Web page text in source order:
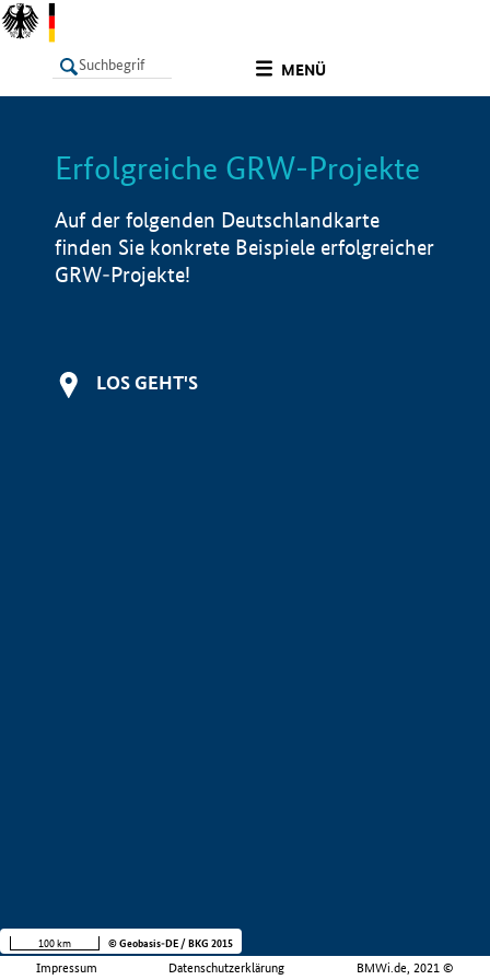
MENÜ
LISTE Info
Erfolgreiche GRW-Projekte
Auf der folgenden Deutschlandkarte
finden Sie konkrete Beispiele erfolgreicher
GRW-Projekte!
LOS GEHT'S
Impressum Datenschutzerklärung BMWi.de, 2021 ©
100 km © Geobasis-DE / BKG 2015